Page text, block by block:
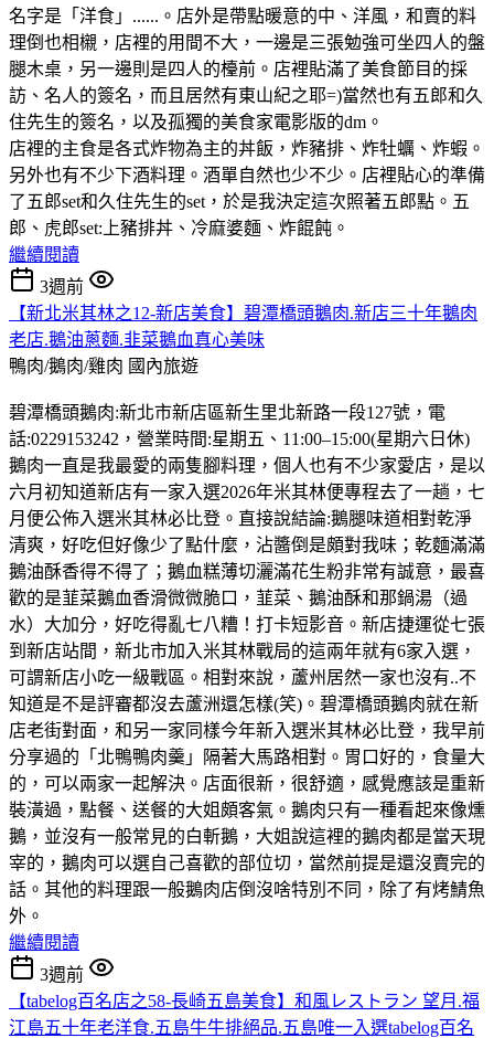
名字是「洋食」......。店外是帶點暖意的中、洋風，和賣的料
理倒也相櫬，店裡的用間不大，一邊是三張勉強可坐四人的盤
腿木桌，另一邊則是四人的檯前。店裡貼滿了美食節目的採
訪、名人的簽名，而且居然有東山紀之耶=)當然也有五郎和久
住先生的簽名，以及孤獨的美食家電影版的dm。
店裡的主食是各式炸物為主的丼飯，炸豬排、炸牡蠣、炸蝦。
另外也有不少下酒料理。酒單自然也少不少。店裡貼心的準備
了五郎set和久住先生的set，於是我決定這次照著五郎點。五
郎、虎郎set:上豬排丼、冷麻婆麵、炸餛飩。
繼續閱讀
3週前
【新北米其林之12-新店美食】碧潭橋頭鵝肉.新店三十年鵝肉
老店.鵝油蔥麵.韭菜鵝血真心美味
鴨肉/鵝肉/雞肉 國內旅遊
碧潭橋頭鵝肉:新北市新店區新生里北新路一段127號，電
話:0229153242，營業時間:星期五、11:00–15:00(星期六日休)
鵝肉一直是我最愛的兩隻腳料理，個人也有不少家愛店，是以
六月初知道新店有一家入選2026年米其林便專程去了一趟，七
月便公佈入選米其林必比登。直接說結論:鵝腿味道相對乾淨
清爽，好吃但好像少了點什麼，沾醬倒是頗對我味；乾麵滿滿
鵝油酥香得不得了；鵝血糕薄切灑滿花生粉非常有誠意，最喜
歡的是韮菜鵝血香滑微微脆口，韮菜、鵝油酥和那鍋湯（過
水）大加分，好吃得亂七八糟！打卡短影音。新店捷運從七張
到新店站間，新北市加入米其林戰局的這兩年就有6家入選，
可謂新店小吃一級戰區。相對來說，蘆州居然一家也沒有..不
知道是不是評審都沒去蘆洲還怎樣(笑)。碧潭橋頭鵝肉就在新
店老街對面，和另一家同樣今年新入選米其林必比登，我早前
分享過的「北鴨鴨肉羹」隔著大馬路相對。胃口好的，食量大
的，可以兩家一起解決。店面很新，很舒適，感覺應該是重新
裝潢過，點餐、送餐的大姐頗客氣。鵝肉只有一種看起來像燻
鵝，並沒有一般常見的白斬鵝，大姐說這裡的鵝肉都是當天現
宰的，鵝肉可以選自己喜歡的部位切，當然前提是還沒賣完的
話。其他的料理跟一般鵝肉店倒沒啥特別不同，除了有烤鯖魚
外。
繼續閱讀
3週前
【tabelog百名店之58-長崎五島美食】和風レストラン 望月.福
江島五十年老洋食.五島牛牛排絕品.五島唯一入選tabelog百名